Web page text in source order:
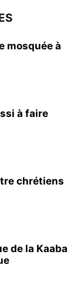
mosquée à
à faire
chrétiens
de la Kaaba